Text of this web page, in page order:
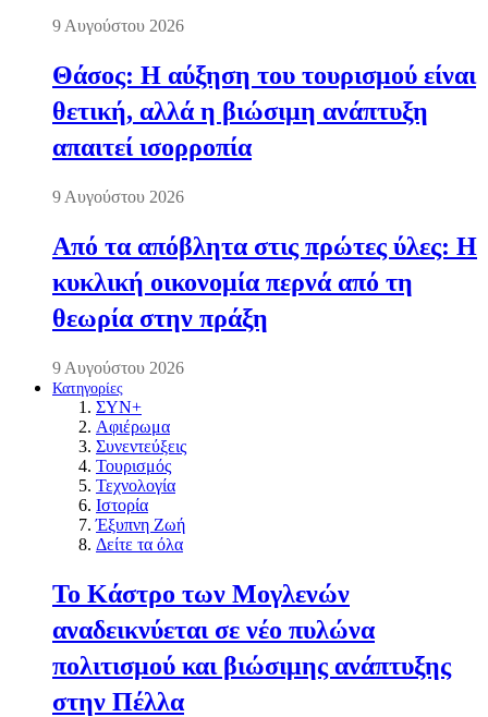
9 Αυγούστου 2026
Θάσος: Η αύξηση του τουρισμού είναι
θετική, αλλά η βιώσιμη ανάπτυξη
απαιτεί ισορροπία
9 Αυγούστου 2026
Από τα απόβλητα στις πρώτες ύλες: Η
κυκλική οικονομία περνά από τη
θεωρία στην πράξη
9 Αυγούστου 2026
Κατηγορίες
ΣΥΝ+
Αφιέρωμα
Συνεντεύξεις
Τουρισμός
Τεχνολογία
Ιστορία
Έξυπνη Ζωή
Δείτε τα όλα
Το Κάστρο των Μογλενών
αναδεικνύεται σε νέο πυλώνα
πολιτισμού και βιώσιμης ανάπτυξης
στην Πέλλα